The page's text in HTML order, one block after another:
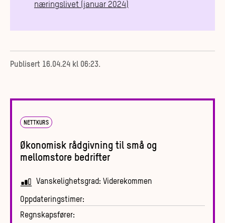
næringslivet (januar 2024)
Publisert 16.04.24 kl 06:23.
NETTKURS
Økonomisk rådgivning til små og
mellomstore bedrifter
Vanskelighetsgrad: Viderekommen
Oppdateringstimer:
Regnskapsfører: